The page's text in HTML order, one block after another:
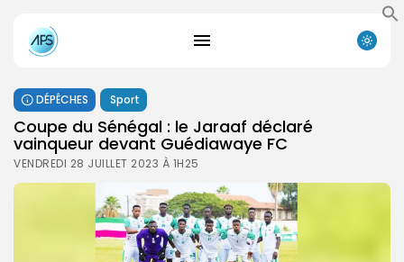
DÉPÊCHES Sport
Coupe du Sénégal : le Jaraaf déclaré
vainqueur devant Guédiawaye FC
VENDREDI 28 JUILLET 2023 À 1H25